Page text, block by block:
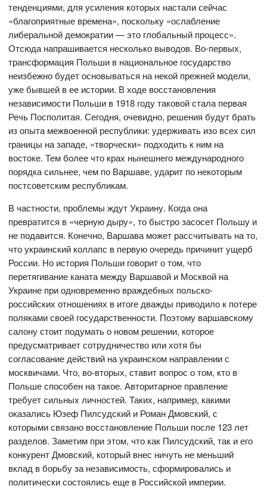
тенденциями, для усиления которых настали сейчас
«благоприятные времена», поскольку «ослабление
либеральной демократии — это глобальный процесс».
Отсюда напрашивается несколько выводов. Во-первых,
трансформация Польши в национальное государство
неизбежно будет основываться на некой прежней модели,
уже бывшей в ее истории. В ходе восстановления
независимости Польши в 1918 году таковой стала первая
Речь Посполитая. Сегодня, очевидно, решения будут брать
из опыта межвоенной республики: удерживать изо всех сил
границы на западе, «творчески» подходить к ним на
востоке. Тем более что крах нынешнего международного
порядка сильнее, чем по Варшаве, ударит по некоторым
постсоветским республикам.
В частности, проблемы ждут Украину. Когда она
превратится в «черную дыру», то быстро засосет Польшу и
не подавится. Конечно, Варшава может рассчитывать на то,
что украинский коллапс в первую очередь причинит ущерб
России. Но история Польши говорит о том, что
перетягивание каната между Варшавой и Москвой на
Украине при одновременно враждебных польско-
российских отношениях в итоге дважды приводило к потере
поляками своей государственности. Поэтому варшавскому
салону стоит подумать о новом решении, которое
предусматривает сотрудничество или хотя бы
согласование действий на украинском направлении с
москвичами. Что, во-вторых, ставит вопрос о том, кто в
Польше способен на такое. Авторитарное правление
требует сильных личностей. Таких, например, какими
оказались Юзеф Пилсудский и Роман Дмовский, с
которыми связано восстановление Польши после 123 лет
разделов. Заметим при этом, что как Пилсудский, так и его
конкурент Дмовский, который внес ничуть не меньший
вклад в борьбу за независимость, сформировались и
политически состоялись еще в Российской империи.